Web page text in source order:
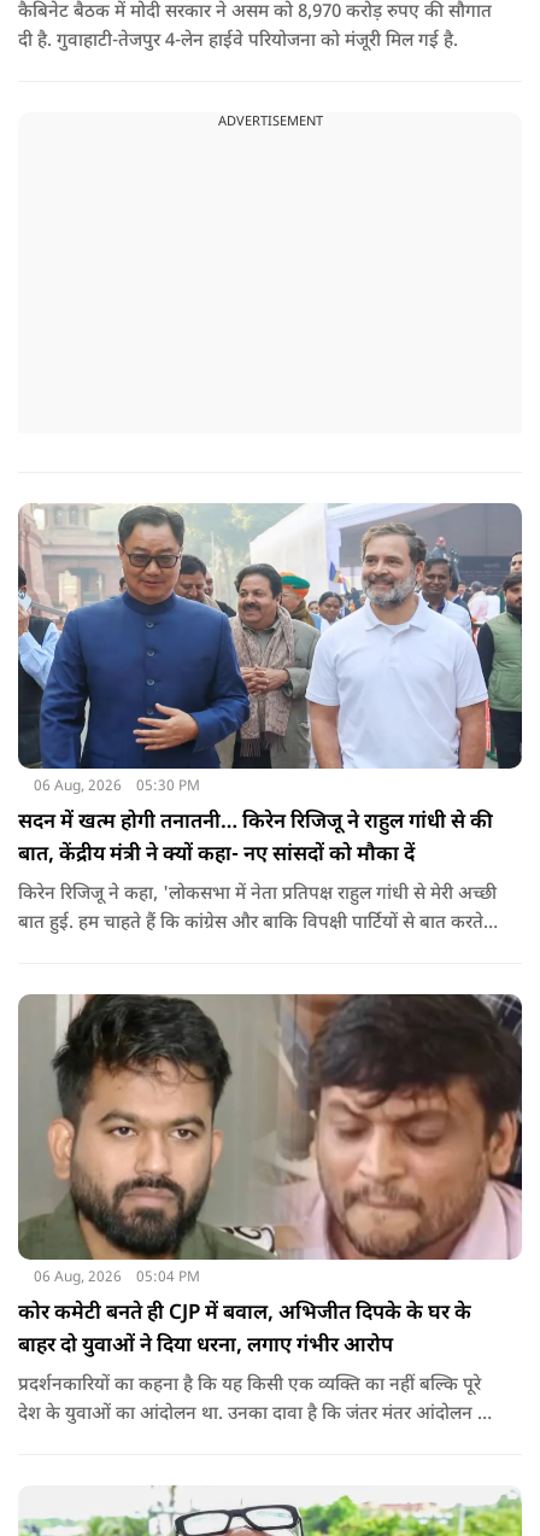
कैबिनेट बैठक में मोदी सरकार ने असम को 8,970 करोड़ रुपए की सौगात
दी है. गुवाहाटी-तेजपुर 4-लेन हाईवे परियोजना को मंजूरी मिल गई है.
ADVERTISEMENT
06 Aug, 2026 05:30 PM
सदन में खत्म होगी तनातनी… किरेन रिजिजू ने राहुल गांधी से की
बात, केंद्रीय मंत्री ने क्यों कहा- नए सांसदों को मौका दें
किरेन रिजिजू ने कहा, 'लोकसभा में नेता प्रतिपक्ष राहुल गांधी से मेरी अच्छी
बात हुई. हम चाहते हैं कि कांग्रेस और बाकि विपक्षी पार्टियों से बात करते
06 Aug, 2026 05:04 PM
कोर कमेटी बनते ही CJP में बवाल, अभिजीत दिपके के घर के
बाहर दो युवाओं ने दिया धरना, लगाए गंभीर आरोप
प्रदर्शनकारियों का कहना है कि यह किसी एक व्यक्ति का नहीं बल्कि पूरे
देश के युवाओं का आंदोलन था. उनका दावा है कि जंतर मंतर आंदोलन से